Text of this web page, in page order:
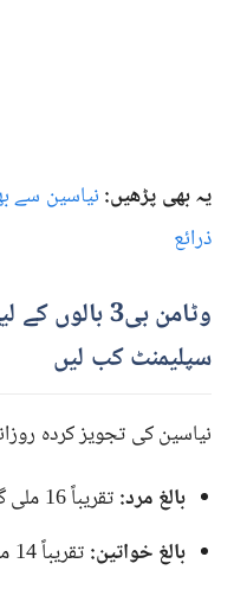
یہ بھی پڑھیں: نیاسین سے
ذرائع
وٹامن بی3
سپلیمنٹ کب لیں
نیاسین کی تجویز کردہ
بالغ مرد: تقریباً 16 ملی گرام روزانہ
بالغ خواتین: تقریباً 14 ملی گرام روزانہ